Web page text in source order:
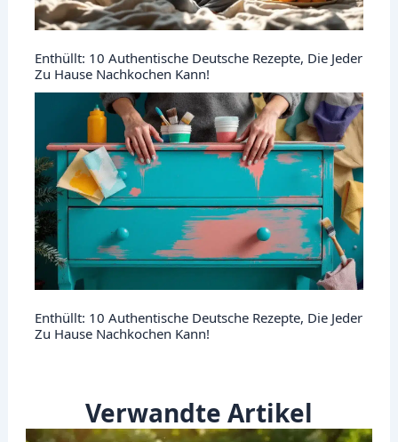
Enthüllt: 10 Authentische Deutsche Rezepte, Die Jeder
Zu Hause Nachkochen Kann!
Enthüllt: 10 Authentische Deutsche Rezepte, Die Jeder
Zu Hause Nachkochen Kann!
Verwandte Artikel